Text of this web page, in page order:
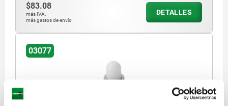
$83.08
más IVA.
más gastos de envío
DETALLES
03077